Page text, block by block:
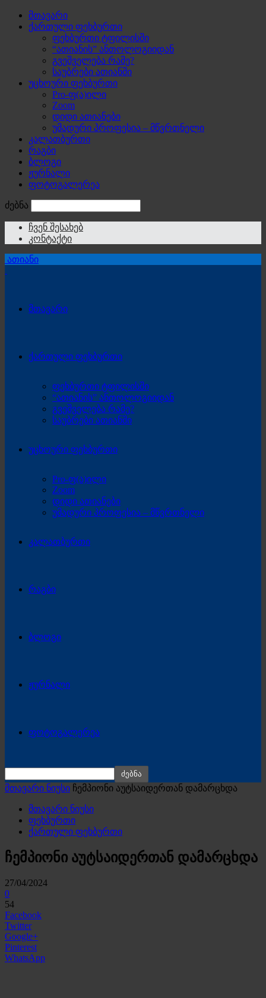
მთავარი
ქართული ფეხბურთი
ფეხბურთი ტფილისში
“ათიანის” ანთოლოგიიდან
გვეშველება რამე?
საუბრები ათიანში
უცხოური ფეხბურთი
Pro-ფ(ა)ილი
Zoom
დიდი ათიანები
უმადური პროფესია – მწვრთნელი
კალათბურთი
რაგბი
ბლოგი
ჟურნალი
ფოტოგალერეა
ძებნა
ჩვენ შესახებ
კონტაქტი
ათიანი
მთავარი
ქართული ფეხბურთი
ფეხბურთი ტფილისში
“ათიანის” ანთოლოგიიდან
გვეშველება რამე?
საუბრები ათიანში
უცხოური ფეხბურთი
Pro-ფ(ა)ილი
Zoom
დიდი ათიანები
უმადური პროფესია – მწვრთნელი
კალათბურთი
რაგბი
ბლოგი
ჟურნალი
ფოტოგალერეა
მთავარი ნიუსი ჩემპიონი აუტსაიდერთან დამარცხდა
მთავარი ნიუსი
ფეხბურთი
ქართული ფეხბურთი
ჩემპიონი აუტსაიდერთან დამარცხდა
27/04/2024
0
54
Facebook
Twitter
Google+
Pinterest
WhatsApp